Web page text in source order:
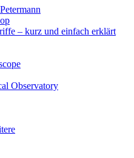
– kurz und einfach erklärt
Observatory